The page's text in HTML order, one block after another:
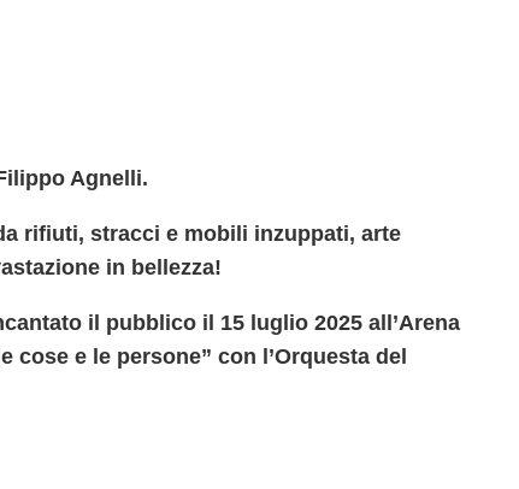
Agnelli.
rifiuti, stracci e mobili inzuppati, arte
in bellezza!
il pubblico il 15 luglio 2025 all’Arena
e le persone” con l’Orquesta del